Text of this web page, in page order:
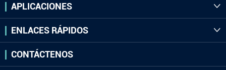
APLICACIONES 
ENLACES RÁPIDOS 
CONTÁCTENOS